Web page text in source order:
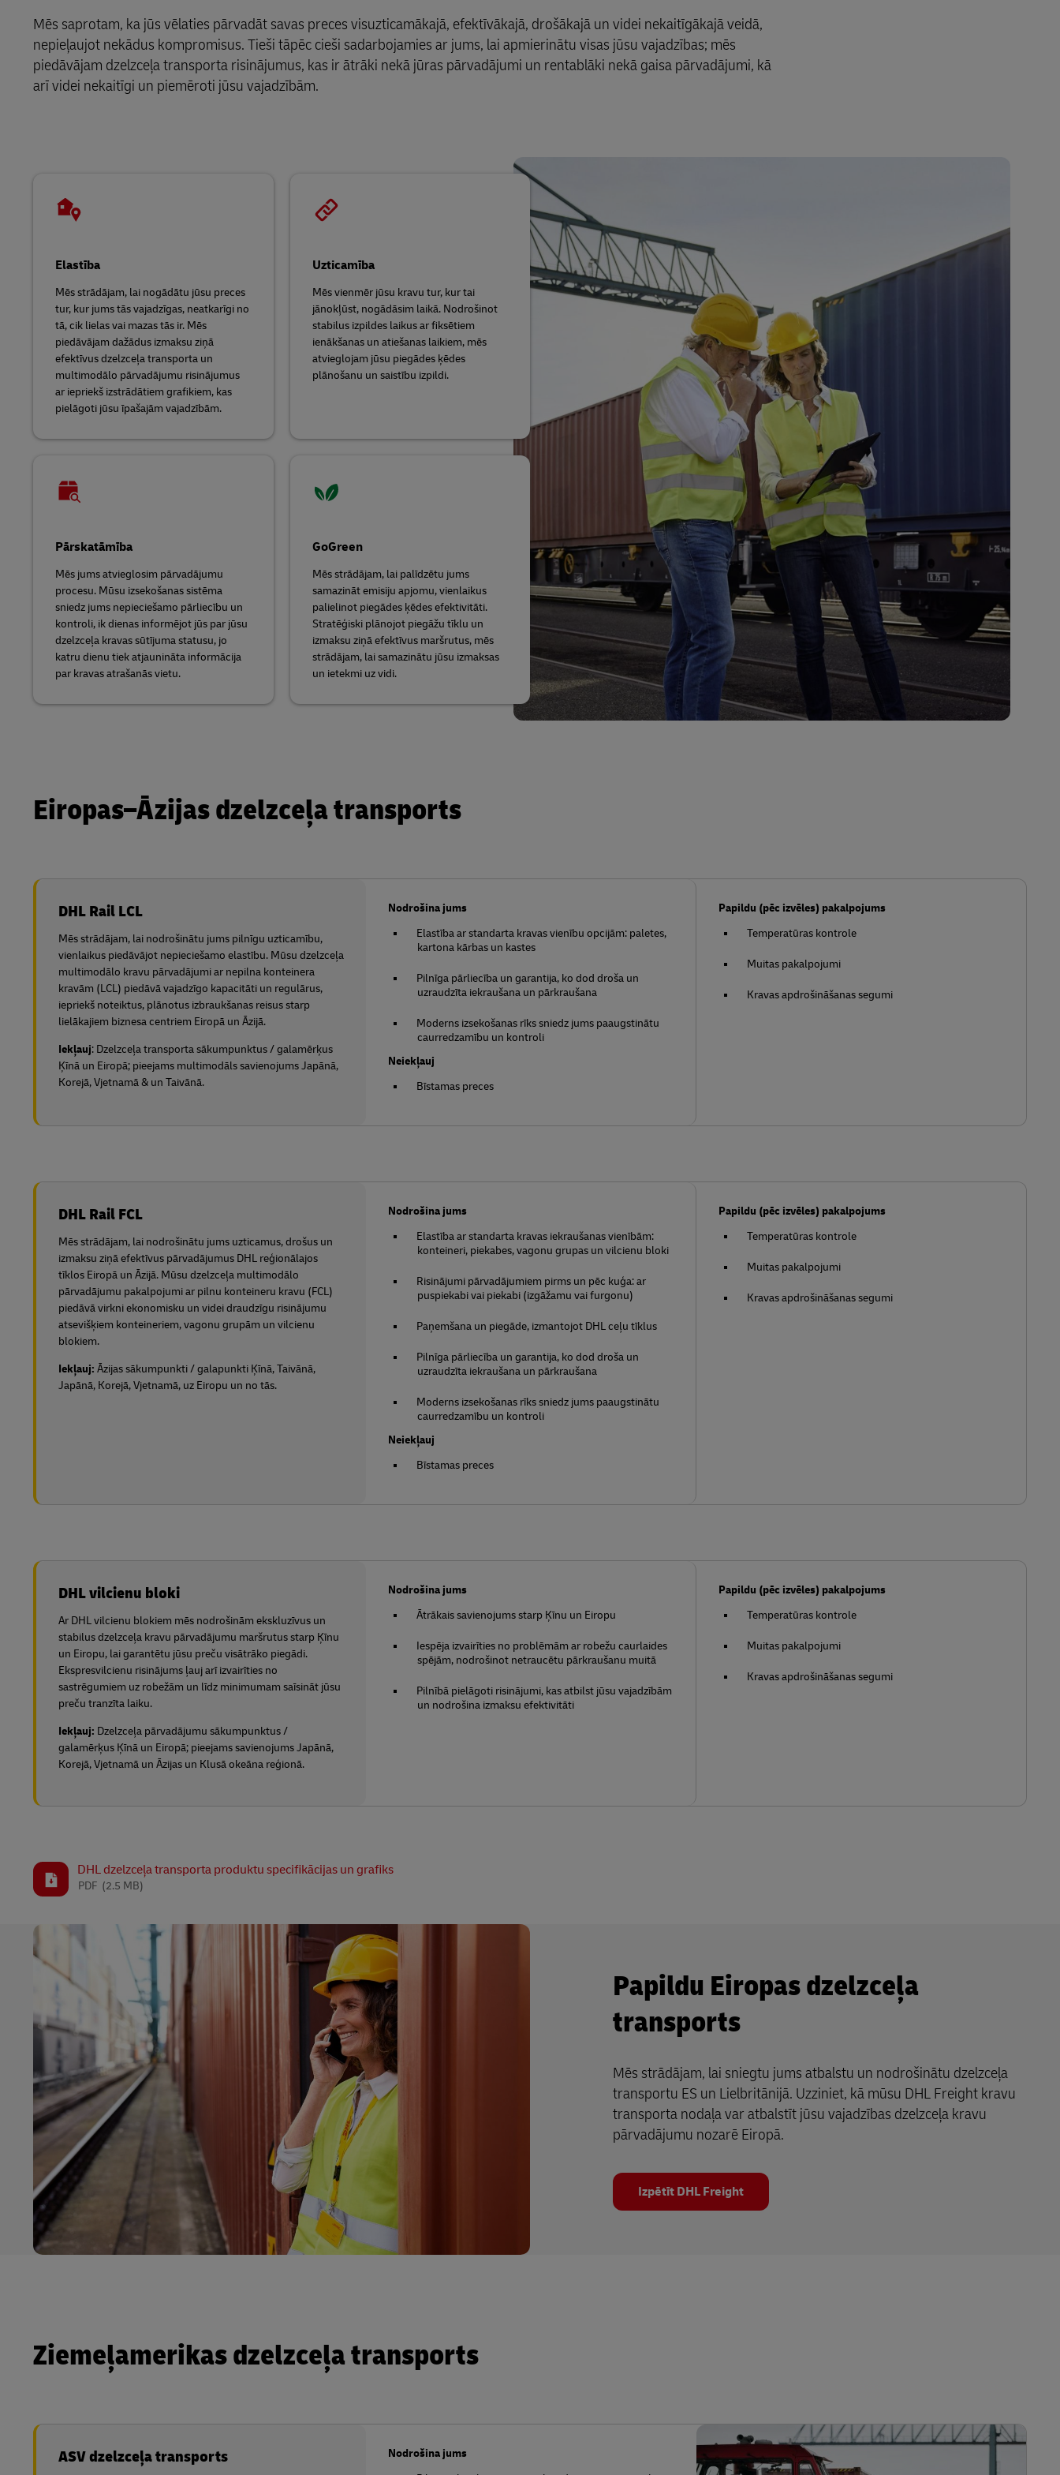
MyGTS
DHL SameDay
Uzzināt par portāliem
Mēs saprotam, ka jūs vēlaties pārvadāt savas preces visuzticamākajā, efektīvākajā, drošākajā un videi nekaitīgākajā veidā,
nepieļaujot nekādus kompromisus. Tieši tāpēc cieši sadarbojamies ar jums, lai apmierinātu visas jūsu vajadzības; mēs
piedāvājam dzelzceļa transporta risinājumus, kas ir ātrāki nekā jūras pārvadājumi un rentablāki nekā gaisa pārvadājumi, kā
arī videi nekaitīgi un piemēroti jūsu vajadzībām.
Elastība
Mēs strādājam, lai nogādātu jūsu preces
tur, kur jums tās vajadzīgas, neatkarīgi no
tā, cik lielas vai mazas tās ir. Mēs
piedāvājam dažādus izmaksu ziņā
efektīvus dzelzceļa transporta un
multimodālo pārvadājumu risinājumus
ar iepriekš izstrādātiem grafikiem, kas
pielāgoti jūsu īpašajām vajadzībām.
Uzticamība
Mēs vienmēr jūsu kravu tur, kur tai
jānokļūst, nogādāsim laikā. Nodrošinot
stabilus izpildes laikus ar fiksētiem
ienākšanas un atiešanas laikiem, mēs
atvieglojam jūsu piegādes ķēdes
plānošanu un saistību izpildi.
Pārskatāmība
Mēs jums atvieglosim pārvadājumu
procesu. Mūsu izsekošanas sistēma
sniedz jums nepieciešamo pārliecību un
kontroli, ik dienas informējot jūs par jūsu
dzelzceļa kravas sūtījuma statusu, jo
katru dienu tiek atjaunināta informācija
par kravas atrašanās vietu.
GoGreen
Mēs strādājam, lai palīdzētu jums
samazināt emisiju apjomu, vienlaikus
palielinot piegādes ķēdes efektivitāti.
Stratēģiski plānojot piegāžu tīklu un
izmaksu ziņā efektīvus maršrutus, mēs
strādājam, lai samazinātu jūsu izmaksas
un ietekmi uz vidi.
Eiropas–Āzijas dzelzceļa transports
DHL Rail LCL
Mēs strādājam, lai nodrošinātu jums pilnīgu uzticamību,
vienlaikus piedāvājot nepieciešamo elastību. Mūsu dzelzceļa
multimodālo kravu pārvadājumi ar nepilna konteinera
kravām (LCL) piedāvā vajadzīgo kapacitāti un regulārus,
iepriekš noteiktus, plānotus izbraukšanas reisus starp
lielākajiem biznesa centriem Eiropā un Āzijā.
Iekļauj: Dzelzceļa transporta sākumpunktus / galamērķus
Ķīnā un Eiropā; pieejams multimodāls savienojums Japānā,
Korejā, Vjetnamā & un Taivānā.
Nodrošina jums
Elastība ar standarta kravas vienību opcijām: paletes,
kartona kārbas un kastes
Pilnīga pārliecība un garantija, ko dod droša un
uzraudzīta iekraušana un pārkraušana
Moderns izsekošanas rīks sniedz jums paaugstinātu
caurredzamību un kontroli
Neiekļauj
Bīstamas preces
Papildu (pēc izvēles) pakalpojums
Temperatūras kontrole
Muitas pakalpojumi
Kravas apdrošināšanas segumi
DHL Rail FCL
Mēs strādājam, lai nodrošinātu jums uzticamus, drošus un
izmaksu ziņā efektīvus pārvadājumus DHL reģionālajos
tīklos Eiropā un Āzijā. Mūsu dzelzceļa multimodālo
pārvadājumu pakalpojumi ar pilnu konteineru kravu (FCL)
piedāvā virkni ekonomisku un videi draudzīgu risinājumu
atsevišķiem konteineriem, vagonu grupām un vilcienu
blokiem.
Iekļauj: Āzijas sākumpunkti / galapunkti Ķīnā, Taivānā,
Japānā, Korejā, Vjetnamā, uz Eiropu un no tās.
Nodrošina jums
Elastība ar standarta kravas iekraušanas vienībām:
konteineri, piekabes, vagonu grupas un vilcienu bloki
Risinājumi pārvadājumiem pirms un pēc kuģa: ar
puspiekabi vai piekabi (izgāžamu vai furgonu)
Paņemšana un piegāde, izmantojot DHL ceļu tīklus
Pilnīga pārliecība un garantija, ko dod droša un
uzraudzīta iekraušana un pārkraušana
Moderns izsekošanas rīks sniedz jums paaugstinātu
caurredzamību un kontroli
Neiekļauj
Bīstamas preces
Papildu (pēc izvēles) pakalpojums
Temperatūras kontrole
Muitas pakalpojumi
Kravas apdrošināšanas segumi
DHL vilcienu bloki
Ar DHL vilcienu blokiem mēs nodrošinām ekskluzīvus un
stabilus dzelzceļa kravu pārvadājumu maršrutus starp Ķīnu
un Eiropu, lai garantētu jūsu preču visātrāko piegādi.
Ekspresvilcienu risinājums ļauj arī izvairīties no
sastrēgumiem uz robežām un līdz minimumam saīsināt jūsu
preču tranzīta laiku.
Iekļauj: Dzelzceļa pārvadājumu sākumpunktus /
galamērķus Ķīnā un Eiropā; pieejams savienojums Japānā,
Korejā, Vjetnamā un Āzijas un Klusā okeāna reģionā.
Nodrošina jums
Ātrākais savienojums starp Ķīnu un Eiropu
Iespēja izvairīties no problēmām ar robežu caurlaides
spējām, nodrošinot netraucētu pārkraušanu muitā
Pilnībā pielāgoti risinājumi, kas atbilst jūsu vajadzībām
un nodrošina izmaksu efektivitāti
Papildu (pēc izvēles) pakalpojums
Temperatūras kontrole
Muitas pakalpojumi
Kravas apdrošināšanas segumi
DHL dzelzceļa transporta produktu specifikācijas un grafiks
(2.5 MB)
PDF
Papildu Eiropas dzelzceļa
transports
Mēs strādājam, lai sniegtu jums atbalstu un nodrošinātu dzelzceļa
transportu ES un Lielbritānijā. Uzziniet, kā mūsu DHL Freight kravu
transporta nodaļa var atbalstīt jūsu vajadzības dzelzceļa kravu
pārvadājumu nozarē Eiropā.
Izpētīt DHL Freight
Ziemeļamerikas dzelzceļa transports
ASV dzelzceļa transports
Nodrošina jums